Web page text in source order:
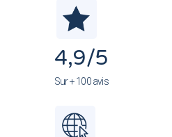
4,9/5
Sur + 100 avis